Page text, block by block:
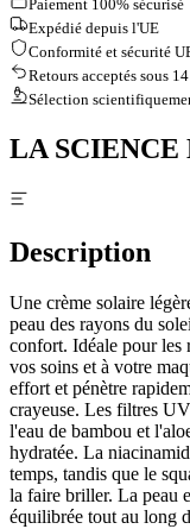
Paiement 100% sécurisé
Expédié depuis l'UE
Conformité et sécurité
Retours acceptés sous
Sélection
LA SCIENCE
Description
Une crème solaire
peau des rayons du
confort. Idéale pour les
vos soins et à votre
effort et pénètre
crayeuse. Les filtres
l'eau de bambou et
hydratée. La
temps, tandis que le
la faire briller. La peau
équilibrée tout au long